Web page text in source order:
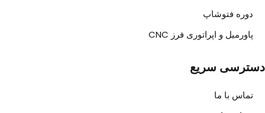
دوره فتوشاپ
پاورمیل و اپراتوری فرز CNC
دسترسی سریع
تماس با ما